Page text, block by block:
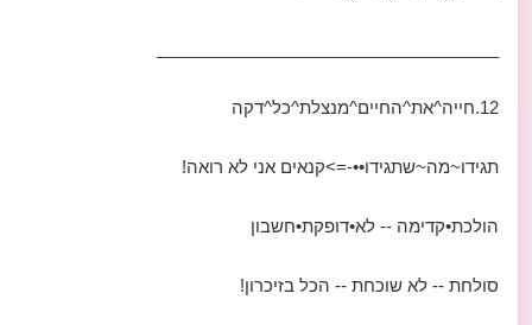
12.חייה^את^החיים^מנצלת^כל^דקה
תגידו~מה~שתגידו••-=>קנאים אני לא רואה!
הולכת•קדימה -- לא•דופקת•חשבון
סולחת -- לא שוכחת -- הכל בזיכרון!